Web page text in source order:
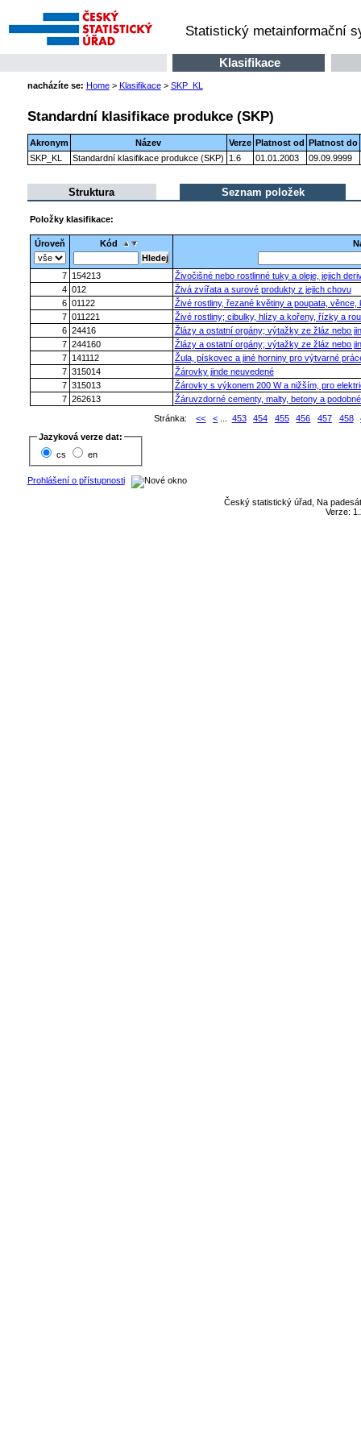
Statistický metainformační
Klasifikace
nacházíte se: Home> Klasifikace> SKP_KL
Standardní klasifikace produkce (SKP)
Akronym Název Verze Platnost od Platnost do
SKP_KL
Standardní klasifikace produkce (SKP) 1.6 01.01.2003 09.09.9999
Struktura Seznam položek
Položky klasifikace:
Úroveň Kód
7 154213
Živočišné nebo rostlinné tuky a oleje, jejich
4 012
Živá zvířata a surové produkty z jejich chovu
6 01122
Živé rostliny, řezané květiny a poupata,
7 011221
Živé rostliny; cibulky, hlízy a kořeny, řízky a
6 24416
Žlázy a ostatní orgány; výtažky ze žláz nebo
7 244160
Žlázy a ostatní orgány; výtažky ze žláz nebo
7 141112
Žula, pískovec a jiné horniny pro výtvarné
7 315014
Žárovky jinde neuvedené
7 315013
Žárovky s výkonem 200 W a nižším, pro
7 262613
Žáruvzdorné cementy, malty, betony a
Stránka:
<< < 453 454 455 456 457 458
Jazyková verze dat:
cs
en
Prohlášení o přístupnosti
Český statistický úřad, Na
Verze: